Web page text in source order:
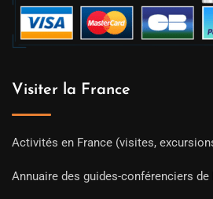
Visiter la France
Activités en France (visites,
Annuaire des guides-conférenciers de